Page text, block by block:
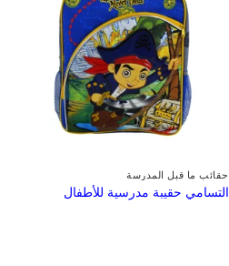
حقائب ما قبل المدرسة
التسامي حقيبة مدرسية للأطفال